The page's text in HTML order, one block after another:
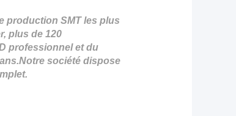
production SMT les plus
plus de 120
professionnel et du
Notre société dispose